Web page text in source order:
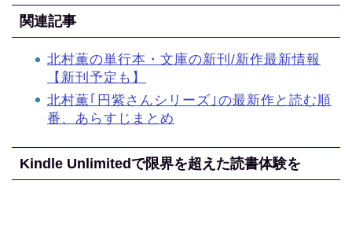
関連記事
北村薫の単行本・文庫の新刊/新作最新情報
【新刊予定も】
北村薫｢円紫さんシリーズ｣の最新作と読む順
番、あらすじまとめ
Kindle Unlimitedで限界を超えた読書体験を